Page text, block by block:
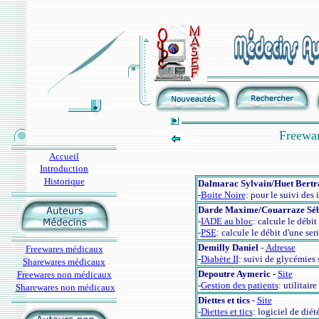
Accueil
Introduction
Historique
Freewares médicaux
Sharewares médicaux
Freewares non médicaux
Sharewares non médicaux
Dalmarac Sylvain/Huet
-Boite Noire: pour le suivi des
Darde Maxime/Couarraze
-IADE au bloc: calcule le débit
-PSE: calcule le débit d'une
Demilly Daniel- Adresse
-Diabète II: suivi de glycémies
Depoutre Aymeric- Site
-Gestion des patients: utilitaire
Diettes et tics- Site
-Diettes et tics: logiciel de